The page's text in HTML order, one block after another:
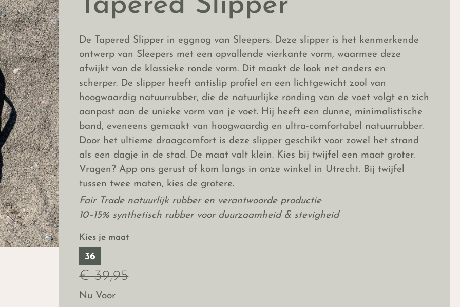
De Tapered Slipper in eggnog van Sleepers. Deze slipper is het kenmerkende
ontwerp van Sleepers met een opvallende vierkante vorm, waarmee deze
afwijkt van de klassieke ronde vorm. Dit maakt de look net anders en
scherper. De slipper heeft antislip profiel en een lichtgewicht zool van
hoogwaardig natuurrubber, die de natuurlijke ronding van de voet volgt en zich
aanpast aan de unieke vorm van je voet. Hij heeft een dunne, minimalistische
band, eveneens gemaakt van hoogwaardig en ultra-comfortabel natuurrubber.
Door het ultieme draagcomfort is deze slipper geschikt voor zowel het strand
als een dagje in de stad. De maat valt klein. Kies bij twijfel een maat groter.
Vragen? App ons gerust of kom langs in onze winkel in Utrecht. Bij twijfel
tussen twee maten, kies de grotere.
Fair Trade natuurlijk rubber en verantwoorde productie
10–15% synthetisch rubber voor duurzaamheid & stevigheid
Kies je maat
36
€ 39,95
Nu Voor